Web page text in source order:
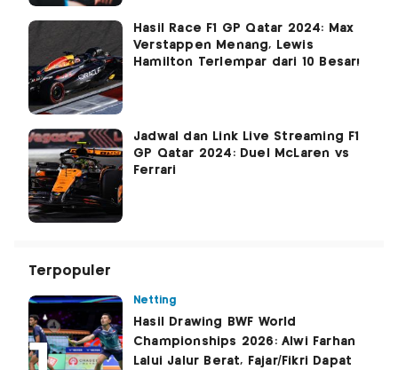
Hasil Race F1 GP Qatar 2024: Max
Verstappen Menang, Lewis
Hamilton Terlempar dari 10 Besar!
Jadwal dan Link Live Streaming F1
GP Qatar 2024: Duel McLaren vs
Ferrari
Terpopuler
Netting
Hasil Drawing BWF World
Championships 2026: Alwi Farhan
Lalui Jalur Berat, Fajar/Fikri Dapat